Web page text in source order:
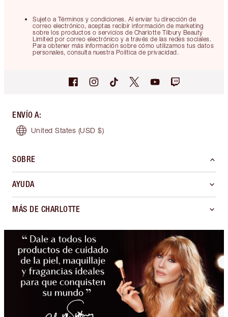
Sujeto a Términos y condiciones. Al enviar tu dirección de
correo electrónico, aceptas recibir información de marketing
sobre los productos o servicios de Charlotte Tilbury Beauty
Limited por correo electrónico y a través de las redes sociales.
Para obtener más información sobre cómo utilizamos tus datos
personales, consulta nuestra Política de privacidad.
ENVÍO A:
United States (USD $)
SOBRE
AYUDA
MÁS DE CHARLOTTE